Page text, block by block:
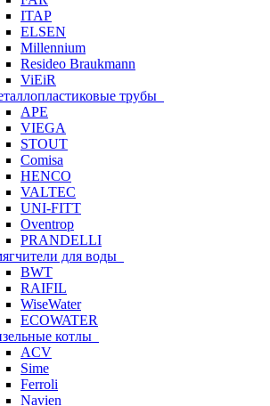
ITAP
ELSEN
Millennium
Resideo Braukmann
ViEiR
трубы
APE
VIEGA
STOUT
Comisa
HENCO
VALTEC
UNI-FITT
Oventrop
PRANDELLI
для воды
BWT
RAIFIL
WiseWater
ECOWATER
котлы
ACV
Sime
Ferroli
Navien